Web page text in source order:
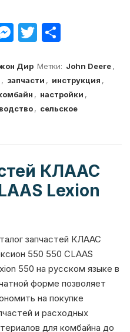
M
s
s
e
er
T
it
te
r
п
р
а
т
ь
Дир Метки: John Deere,
, запчасти , инструкция ,
, настройки ,
, сельское
КЛААС
Lexion
запчастей КЛААС
550 550 CLAAS
550 на русском языке в
форме позволяет
на покупке
и расходных
для комбайна до